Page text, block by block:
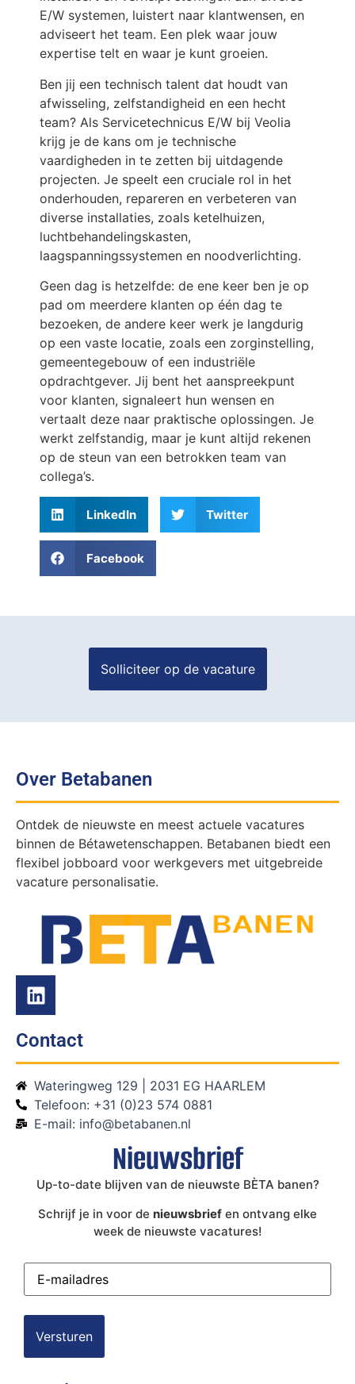
E/W systemen, luistert naar klantwensen, en
adviseert het team. Een plek waar jouw
expertise telt en waar je kunt groeien.
Ben jij een technisch talent dat houdt van
afwisseling, zelfstandigheid en een hecht
team? Als Servicetechnicus E/W bij Veolia
krijg je de kans om je technische
vaardigheden in te zetten bij uitdagende
projecten. Je speelt een cruciale rol in het
onderhouden, repareren en verbeteren van
diverse installaties, zoals ketelhuizen,
luchtbehandelingskasten,
laagspanningssystemen en noodverlichting.
Geen dag is hetzelfde: de ene keer ben je op
pad om meerdere klanten op één dag te
bezoeken, de andere keer werk je langdurig
op een vaste locatie, zoals een zorginstelling,
gemeentegebouw of een industriële
opdrachtgever. Jij bent het aanspreekpunt
voor klanten, signaleert hun wensen en
vertaalt deze naar praktische oplossingen. Je
werkt zelfstandig, maar je kunt altijd rekenen
op de steun van een betrokken team van
collega’s.
LinkedIn Twitter
Facebook
Over Betabanen
Ontdek de nieuwste en meest actuele vacatures
binnen de Bétawetenschappen. Betabanen biedt een
flexibel jobboard voor werkgevers met uitgebreide
vacature personalisatie.
Contact
Wateringweg 129 | 2031 EG HAARLEM
Telefoon: +31 (0)23 574 0881
E-mail: info@betabanen.nl
Nieuwsbrief
Up-to-date blijven van de nieuwste BÈTA banen?
Schrijf je in voor de nieuwsbrief en ontvang elke
week de nieuwste vacatures!
E-
mailadres(Vereist)